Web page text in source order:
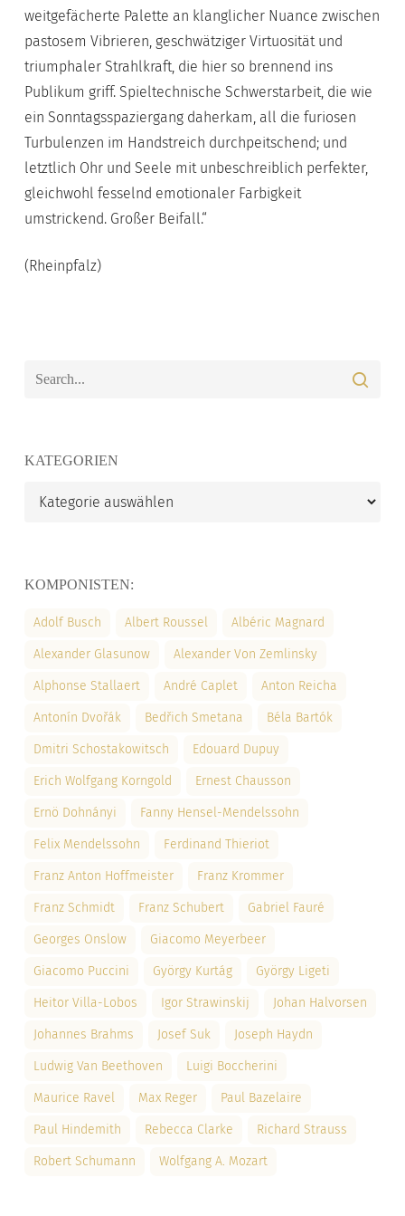
weitgefächerte Palette an klanglicher Nuance zwischen
pastosem Vibrieren, geschwätziger Virtuosität und
triumphaler Strahlkraft, die hier so brennend ins
Publikum griff. Spieltechnische Schwerstarbeit, die wie
ein Sonntagsspaziergang daherkam, all die furiosen
Turbulenzen im Handstreich durchpeitschend; und
letztlich Ohr und Seele mit unbeschreiblich perfekter,
gleichwohl fesselnd emotionaler Farbigkeit
umstrickend. Großer Beifall.“
(Rheinpfalz)
KATEGORIEN
KOMPONISTEN:
Adolf Busch Albert Roussel Albéric Magnard
Alexander Glasunow Alexander Von Zemlinsky
Alphonse Stallaert André Caplet Anton Reicha
Antonín Dvořák Bedřich Smetana Béla Bartók
Dmitri Schostakowitsch Edouard Dupuy
Erich Wolfgang Korngold Ernest Chausson
Ernö Dohnányi Fanny Hensel-Mendelssohn
Felix Mendelssohn Ferdinand Thieriot
Franz Anton Hoffmeister Franz Krommer
Franz Schmidt Franz Schubert Gabriel Fauré
Georges Onslow Giacomo Meyerbeer
Giacomo Puccini György Kurtág György Ligeti
Heitor Villa-Lobos Igor Strawinskij Johan Halvorsen
Johannes Brahms Josef Suk Joseph Haydn
Ludwig Van Beethoven Luigi Boccherini
Maurice Ravel Max Reger Paul Bazelaire
Paul Hindemith Rebecca Clarke Richard Strauss
Robert Schumann Wolfgang A. Mozart